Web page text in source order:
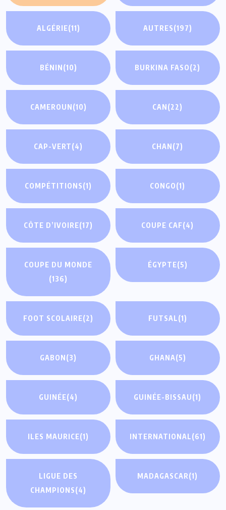
ALGÉRIE(11) AUTRES(197)
BÉNIN(10) BURKINA FASO(2)
CAMEROUN(10) CAN(22)
CAP-VERT(4) CHAN(7)
COMPÉTITIONS(1) CONGO(1)
CÔTE D’IVOIRE(17) COUPE CAF(4)
COUPE DU MONDE
(136)
ÉGYPTE(5)
FOOT SCOLAIRE(2) FUTSAL(1)
GABON(3) GHANA(5)
GUINÉE(4) GUINÉE-BISSAU(1)
ILES MAURICE(1) INTERNATIONAL(61)
LIGUE DES
CHAMPIONS(4)
MADAGASCAR(1)